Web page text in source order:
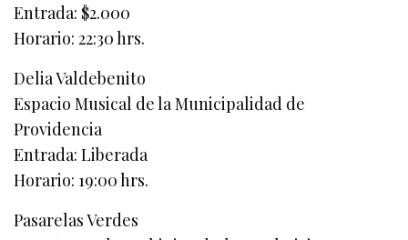
Entrada: $2.000
Horario: 22:30 hrs.
Delia Valdebenito
Espacio Musical de la Municipalidad de
Providencia
Entrada: Liberada
Horario: 19:00 hrs.
Pasarelas Verdes